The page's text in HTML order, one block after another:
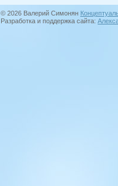
© 2026 Валерий Симонян
Разработка и поддержка сайта: